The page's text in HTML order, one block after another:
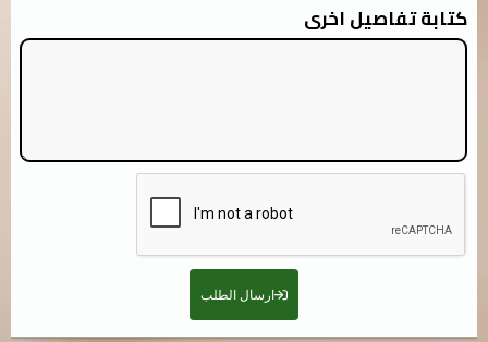
كتابة تفاصيل اخرى
ارسال الطلب